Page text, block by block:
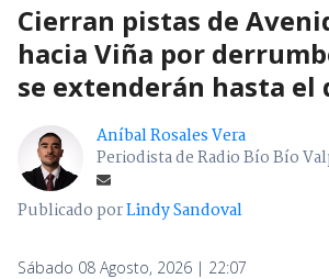
Cierran pistas de
hacia Viña por
se extenderán hasta el
Aníbal Rosales Vera
Periodista de Radio Bío Bío
Publicado porLindy Sandoval
Sábado 08 Agosto, 2026 | 22:07